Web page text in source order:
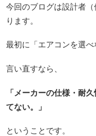
今回のブログは設計者
ります。
最初に「エアコンを選べ
言い直すなら、
「メーカーの仕様・耐
てない。」
ということです。